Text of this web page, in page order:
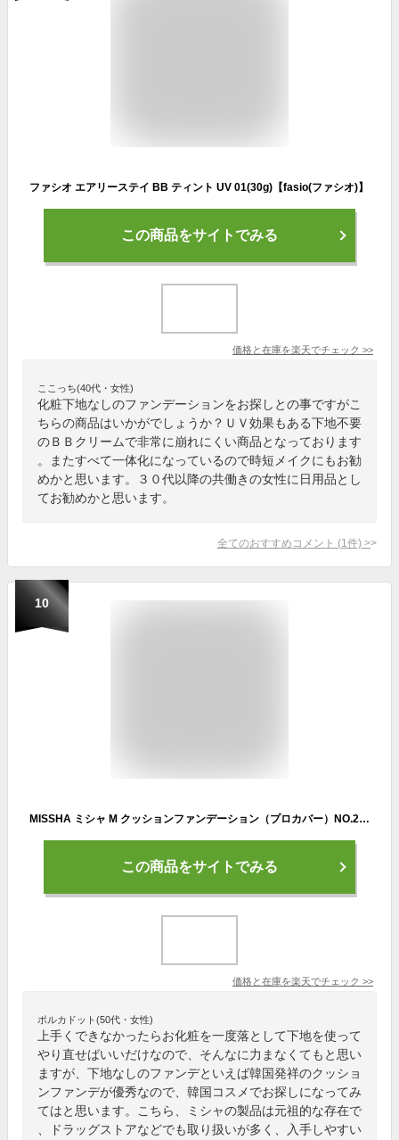
ファシオ エアリーステイ BB ティント UV 01(30g)【fasio(ファシオ)】
この商品をサイトでみる
価格と在庫を楽天でチェック >>
ここっち(40代・女性)
化粧下地なしのファンデーションをお探しとの事ですがこ
ちらの商品はいかがでしょうか？ＵＶ効果もある下地不要
のＢＢクリームで非常に崩れにくい商品となっております
。またすべて一体化になっているので時短メイクにもお勧
めかと思います。３０代以降の共働きの女性に日用品とし
てお勧めかと思います。
全てのおすすめコメント (1 件) >
10
MISSHA ミシャ M クッションファンデーション（プロカバー）NO.23(韓国コスメ)／ミシャ（MISSHA）
この商品をサイトでみる
価格と在庫を楽天でチェック >>
ポルカドット(50代・女性)
上手くできなかったらお化粧を一度落として下地を使って
やり直せばいいだけなので、そんなに力まなくてもと思い
ますが、下地なしのファンデといえば韓国発祥のクッショ
ンファンデが優秀なので、韓国コスメでお探しになってみ
てはと思います。こちら、ミシャの製品は元祖的な存在で
、ドラッグストアなどでも取り扱いが多く、入手しやすい